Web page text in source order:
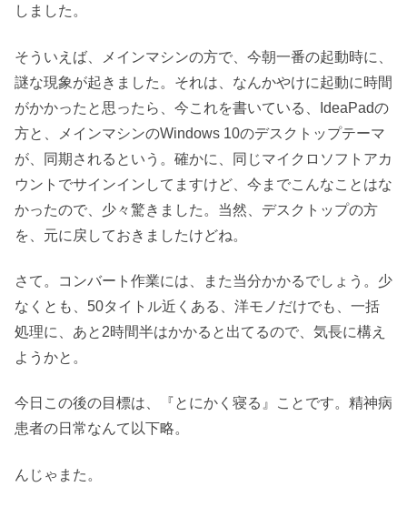
しました。
そういえば、メインマシンの方で、今朝一番の起動時に、
謎な現象が起きました。それは、なんかやけに起動に時間
がかかったと思ったら、今これを書いている、IdeaPadの
方と、メインマシンのWindows 10のデスクトップテーマ
が、同期されるという。確かに、同じマイクロソフトアカ
ウントでサインインしてますけど、今までこんなことはな
かったので、少々驚きました。当然、デスクトップの方
を、元に戻しておきましたけどね。
さて。コンバート作業には、また当分かかるでしょう。少
なくとも、50タイトル近くある、洋モノだけでも、一括
処理に、あと2時間半はかかると出てるので、気長に構え
ようかと。
今日この後の目標は、『とにかく寝る』ことです。精神病
患者の日常なんて以下略。
んじゃまた。